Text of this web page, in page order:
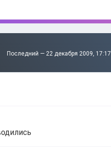
Последний — 22 декабря 2009, 17:17